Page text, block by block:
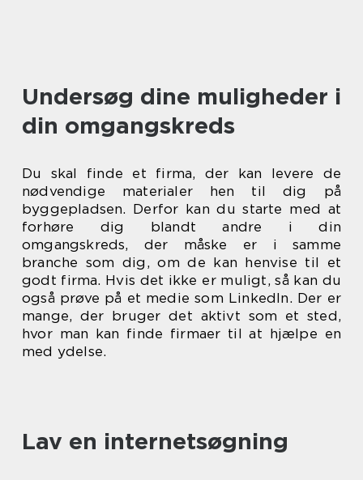
Undersøg dine muligheder i
din omgangskreds
Du skal finde et firma, der kan levere de
nødvendige materialer hen til dig på
byggepladsen. Derfor kan du starte med at
forhøre dig blandt andre i din
omgangskreds, der måske er i samme
branche som dig, om de kan henvise til et
godt firma. Hvis det ikke er muligt, så kan du
også prøve på et medie som LinkedIn. Der er
mange, der bruger det aktivt som et sted,
hvor man kan finde firmaer til at hjælpe en
med ydelse.
Lav en internetsøgning